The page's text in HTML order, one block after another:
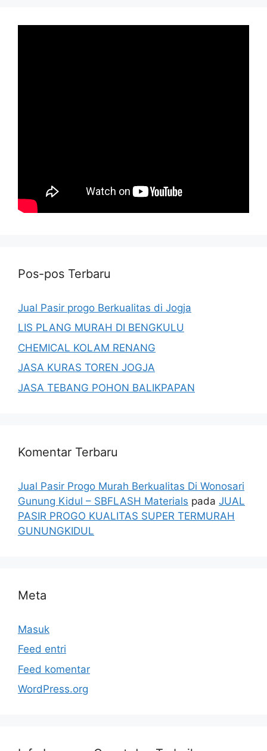
Pos-pos Terbaru
Jual Pasir progo Berkualitas di Jogja
LIS PLANG MURAH DI BENGKULU
CHEMICAL KOLAM RENANG
JASA KURAS TOREN JOGJA
JASA TEBANG POHON BALIKPAPAN
Komentar Terbaru
Jual Pasir Progo Murah Berkualitas Di Wonosari
Gunung Kidul – SBFLASH Materials pada JUAL
PASIR PROGO KUALITAS SUPER TERMURAH
GUNUNGKIDUL
Meta
Masuk
Feed entri
Feed komentar
WordPress.org